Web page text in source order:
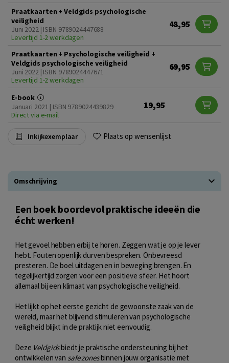
Praatkaarten + Veldgids psychologische
veiligheid
Juni 2022 | ISBN 9789024447688
Levertijd 1-2 werkdagen
48,95
Praatkaarten + Psychologische veiligheid +
Veldgids psychologische veiligheid
Juni 2022 | ISBN 9789024447671
Levertijd 1-2 werkdagen
69,95
E-book
Januari 2021 | ISBN 9789024439829
Direct via e-mail
19,95
Inkijkexemplaar Plaats op wensenlijst
Omschrijving
Een boek boordevol praktische ideeën die
écht werken!
Het gevoel hebben erbij te horen. Zeggen wat je op je lever
hebt. Fouten openlijk durven bespreken. Onbevreesd
presteren. De boel uitdagen en in beweging brengen. En
tegelijkertijd zorgen voor een positieve sfeer. Het hoort
allemaal bij een klimaat van psychologische veiligheid.
Het lijkt op het eerste gezicht de gewoonste zaak van de
wereld, maar het blijvend stimuleren van psychologische
veiligheid blijkt in de praktijk niet eenvoudig.
Deze Veldgidsbiedt je praktische ondersteuning bij het
ontwikkelen van safe zonesbinnen jouw organisatie met